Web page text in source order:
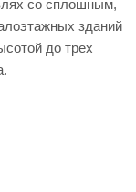
со сплошным,
зданий
до трех